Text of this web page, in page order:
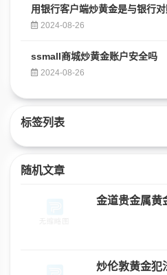
用银行客户端炒黄金是与银行
2024-08-26
ssmall商城炒黄金账户安全吗
2024-08-26
标签列表
随机文章
金道贵金属黄
炒伦敦黄金犯